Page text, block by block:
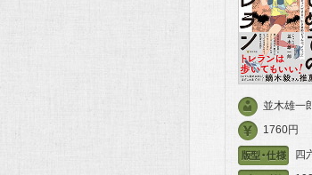
並木雄一
1760円
四